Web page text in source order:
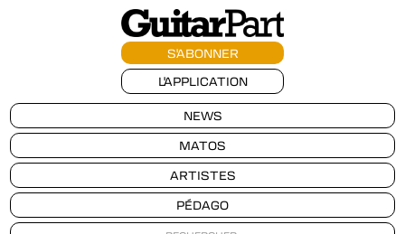
S'ABONNER
L'APPLICATION
NEWS
MATOS
ARTISTES
PÉDAGO